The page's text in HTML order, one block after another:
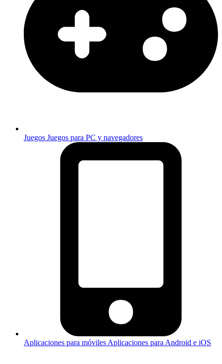
Juegos Juegos para PC y navegadores
Aplicaciones para móviles Aplicaciones para Android e iOS